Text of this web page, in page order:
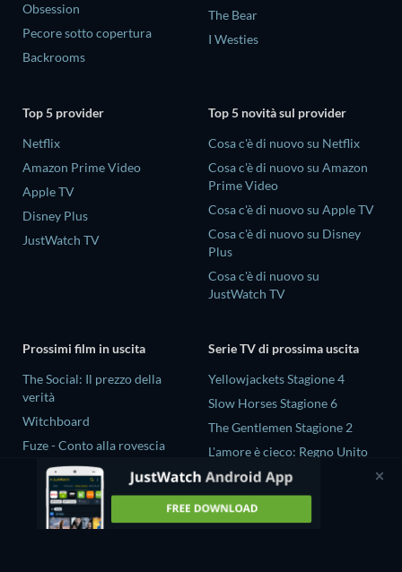
Obsession
Pecore sotto copertura
Backrooms
The Bear
I Westies
Top 5 provider
Netflix
Amazon Prime Video
Apple TV
Disney Plus
JustWatch TV
Top 5 novità sul provider
Cosa c'è di nuovo su Netflix
Cosa c'è di nuovo su Amazon
Prime Video
Cosa c'è di nuovo su Apple TV
Cosa c'è di nuovo su Disney
Plus
Cosa c'è di nuovo su
JustWatch TV
Prossimi film in uscita
The Social: Il prezzo della
verità
Witchboard
Fuze - Conto alla rovescia
Ketticè
Borgo
Serie TV di prossima uscita
Yellowjackets Stagione 4
Slow Horses Stagione 6
The Gentlemen Stagione 2
L'amore è cieco: Regno Unito
Stagione 3
Tip Toe Stagione 1